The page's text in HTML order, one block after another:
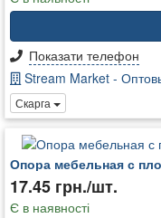
Показати телефон
Stream Market -
Скарга
Опора мебельная с
17.45 грн./шт.
Є в наявності